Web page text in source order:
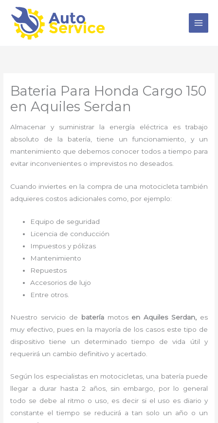
contenido
Bateria Para Honda Cargo 150
en Aquiles Serdan
Almacenar y suministrar la energía eléctrica es trabajo
absoluto de la batería, tiene un funcionamiento, y un
mantenimiento que debemos conocer todos a tiempo para
evitar inconvenientes o imprevistos no deseados.
Cuando inviertes en la compra de una motocicleta también
adquieres costos adicionales como, por ejemplo:
Equipo de seguridad
Licencia de conducción
Impuestos y pólizas
Mantenimiento
Repuestos
Accesorios de lujo
Entre otros.
Nuestro servicio de bateríamotos en Aquiles Serdan, es
muy efectivo, pues en la mayoría de los casos este tipo de
dispositivo tiene un determinado tiempo de vida útil y
requerirá un cambio definitivo y acertado.
Según los especialistas en motocicletas, una batería puede
llegar a durar hasta 2 años, sin embargo, por lo general
todo se debe al ritmo o uso, es decir si el uso es diario y
constante el tiempo se reducirá a tan solo un año o un